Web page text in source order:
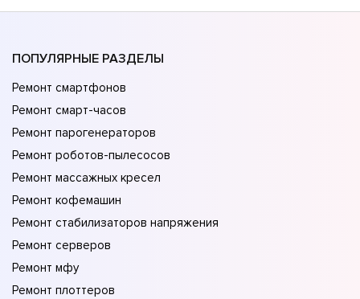
ПОПУЛЯРНЫЕ РАЗДЕЛЫ
Ремонт смартфонов
Ремонт смарт-часов
Ремонт парогенераторов
Ремонт роботов-пылесосов
Ремонт массажных кресел
Ремонт кофемашин
Ремонт стабилизаторов напряжения
Ремонт серверов
Ремонт мфу
Ремонт плоттеров